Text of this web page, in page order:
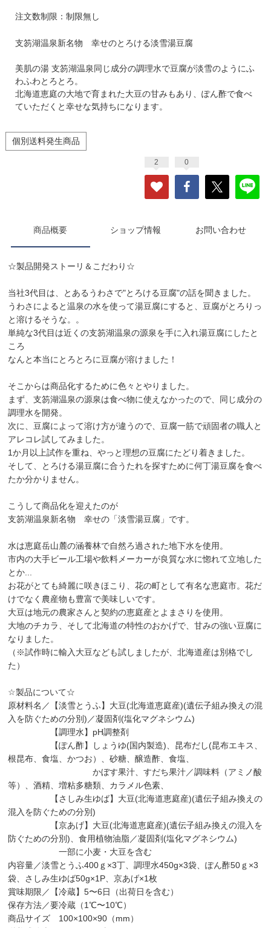
注文数制限：制限無し
支笏湖温泉新名物 幸せのとろける淡雪湯豆腐
美肌の湯 支笏湖温泉同じ成分の調理水で豆腐が淡雪のようにふ
わふわとろとろ。
北海道恵庭の大地で育まれた大豆の甘みもあり、ぽん酢で食べ
ていただくと幸せな気持ちになります。
個別送料発生商品
2 0
商品概要 ショップ情報 お問い合わせ
☆製品開発ストーリ＆こだわり☆
当社3代目は、とあるうわさで"とろける豆腐"の話を聞きました。
うわさによると温泉の水を使って湯豆腐にすると、豆腐がとろりっ
と溶けるそうな。。
単純な3代目は近くの支笏湖温泉の源泉を手に入れ湯豆腐にしたと
ころ
なんと本当にとろとろに豆腐が溶けました！
そこからは商品化するために色々とやりました。
まず、支笏湖温泉の源泉は食べ物に使えなかったので、同じ成分の
調理水を開発。
次に、豆腐によって溶け方が違うので、豆腐一筋で頑固者の職人と
アレコレ試してみました。
1か月以上試作を重ね、やっと理想の豆腐にたどり着きました。
そして、とろける湯豆腐に合うたれを探すために何丁湯豆腐を食べ
たか分かりません。
こうして商品化を迎えたのが
支笏湖温泉新名物 幸せの「淡雪湯豆腐」です。
水は恵庭岳山麓の涵養林で自然ろ過された地下水を使用。
市内の大手ビール工場や飲料メーカーが良質な水に惚れて立地した
とか...
お花がとても綺麗に咲きほこり、花の町として有名な恵庭市。花だ
けでなく農産物も豊富で美味しいです。
大豆は地元の農家さんと契約の恵庭産とよまさりを使用。
大地のチカラ、そして北海道の特性のおかげで、甘みの強い豆腐に
なりました。
（※試作時に輸入大豆なども試しましたが、北海道産は別格でし
た）
☆製品について☆
原材料名／【淡雪とうふ】大豆(北海道恵庭産)(遺伝子組み換えの混
入を防ぐための分別)／凝固剤(塩化マグネシウム)
【調理水】pH調整剤
【ぽん酢】しょうゆ(国内製造)、昆布だし(昆布エキス、
根昆布、食塩、かつお）、砂糖、醸造酢、食塩、
かぼす果汁、すだち果汁／調味料（アミノ酸
等）、酒精、増粘多糖類、カラメル色素、
【さしみ生ゆば】大豆(北海道恵庭産)(遺伝子組み換えの
混入を防ぐための分別)
【京あげ】大豆(北海道恵庭産)(遺伝子組み換えの混入を
防ぐための分別)、食用植物油脂／凝固剤(塩化マグネシウム)
一部に小麦・大豆を含む
内容量／淡雪とうふ400ｇ×3丁、調理水450g×3袋、ぽん酢50ｇ×3
袋、さしみ生ゆば50g×1P、京あげ×1枚
賞味期限／【冷蔵】5〜6日（出荷日を含む）
保存方法／要冷蔵（1℃〜10℃）
商品サイズ 100×100×90（mm）